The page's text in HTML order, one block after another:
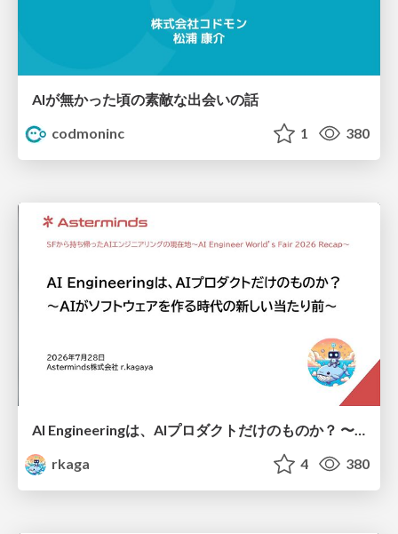
AIが無かった頃の素敵な出会いの話
codmoninc
1 380
AI Engineeringは、AIプロダクトだけのものか？ 〜AIがソフトウェアを作る時代の新しい当たり前〜 / No AI in your product. AI Engineering in your development.
rkaga
4 380